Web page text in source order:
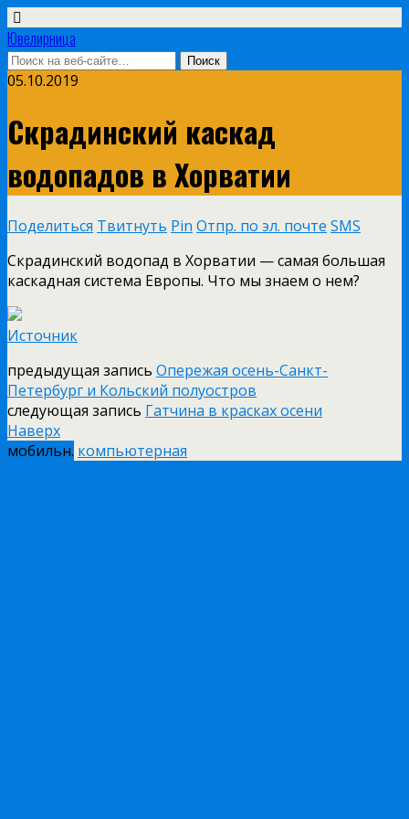
Ювелирница
05.10.2019
Скрадинский каскад
водопадов в Хорватии
Поделиться Твитнуть Pin Отпр. по эл. почте SMS
Скрадинский водопад в Хорватии — самая большая
каскадная система Европы. Что мы знаем о нем?
Источник
предыдущая запись Опережая осень-Санкт-
Петербург и Кольский полуостров
следующая запись Гатчина в красках осени
Наверх
мобильн. компьютерная